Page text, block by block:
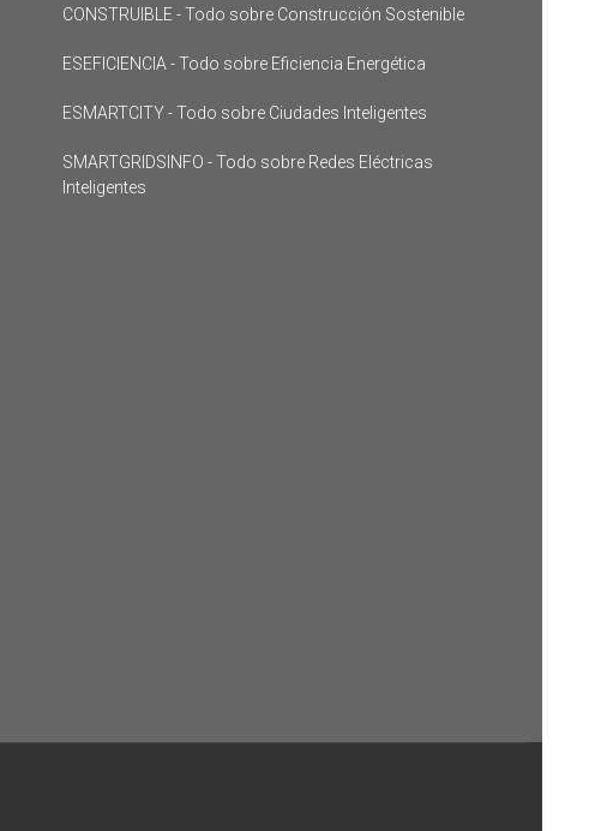
CONSTRUIBLE - Todo sobre Construcción Sostenible
ESEFICIENCIA - Todo sobre Eficiencia Energética
ESMARTCITY - Todo sobre Ciudades Inteligentes
SMARTGRIDSINFO - Todo sobre Redes Eléctricas
Inteligentes